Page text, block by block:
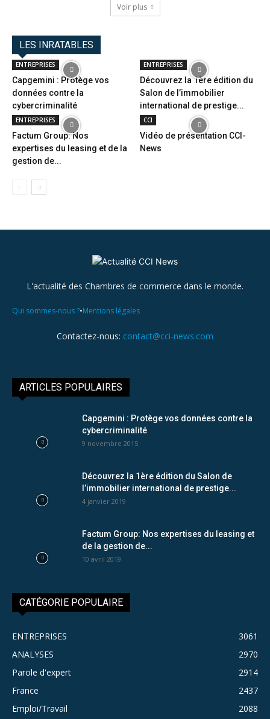
Voir plus
LES INRATABLES
ENTREPRISES
Capgemini : Protège vos
données contre la
cybercriminalité
ENTREPRISES
Découvrez la 1ère édition du
Salon de l’immobilier
international de prestige...
ENTREPRISES
Factum Group: Nos
expertises du leasing et de la
gestion de...
CCI
Vidéo de présentation CCI-
News
L'actualité des Chambres de commerce dans le monde.
Qui sommes-nous ?•Mentions légales
Contactez-nous: contact@cci-news.com
ARTICLES POPULAIRES
Capgemini : Protège vos données contre la
cybercriminalité
9 novembre 2015
Découvrez la 1ère édition du Salon de
l’immobilier international de prestige...
4 janvier 2019
Factum Group: Nos expertises du leasing et
de la gestion de...
10 avril 2019
CATÉGORIE POPULAIRE
ENTREPRISES
3061
ANALYSES
2970
Parole d'expert
2914
France
2437
Emploi/Travail
2088